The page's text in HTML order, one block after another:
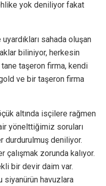
yok deniliyor fakat
sahada oluşan
biliniyor, herkesin
taşeron firma, kendi
ve bir taşeron firma
altında isçilere rağmen
yönelttiğimiz soruları
durdurulmuş deniliyor.
çalışmak zorunda kalıyor.
bir devir daim var.
siyanürün havuzlara